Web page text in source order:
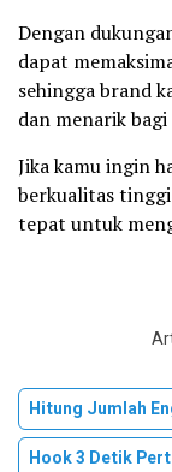
Dengan
dapat
sehingga brand
dan menarik bagi
Jika kamu ingin
berkualitas
tepat untuk
Hitung Jumlah
Hook 3 Detik